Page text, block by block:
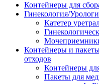
Контейнеры для
Гинекология/
Катетер
Контейнеры и
отходов
Контейнеры
Пакеты для